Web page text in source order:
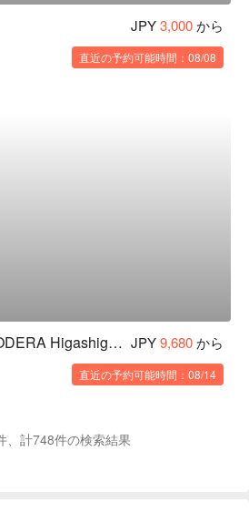
JPY3,000から
直近の予約可能時間：08/08
Tenpura GINZA ONODERA Higashiginza branch JPY9,680から
直近の予約可能時間：08/14
、計748件の検索結果